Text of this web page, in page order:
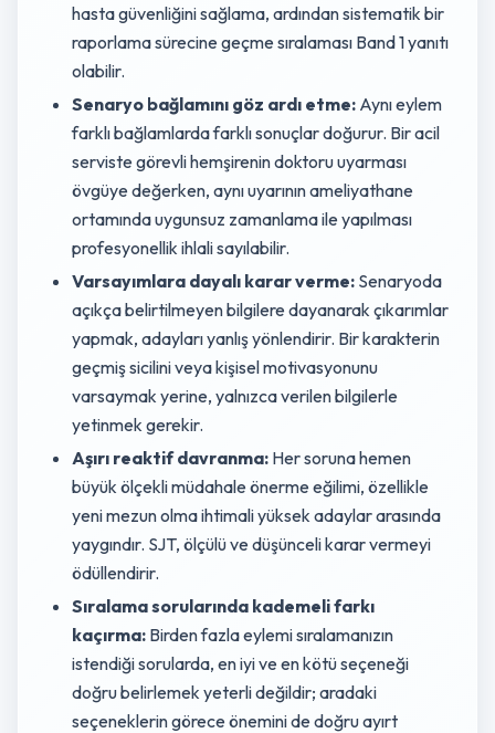
hasta güvenliğini sağlama, ardından sistematik bir
raporlama sürecine geçme sıralaması Band 1 yanıtı
olabilir.
Senaryo bağlamını göz ardı etme: Aynı eylem
farklı bağlamlarda farklı sonuçlar doğurur. Bir acil
serviste görevli hemşirenin doktoru uyarması
övgüye değerken, aynı uyarının ameliyathane
ortamında uygunsuz zamanlama ile yapılması
profesyonellik ihlali sayılabilir.
Varsayımlara dayalı karar verme: Senaryoda
açıkça belirtilmeyen bilgilere dayanarak çıkarımlar
yapmak, adayları yanlış yönlendirir. Bir karakterin
geçmiş sicilini veya kişisel motivasyonunu
varsaymak yerine, yalnızca verilen bilgilerle
yetinmek gerekir.
Aşırı reaktif davranma: Her soruna hemen
büyük ölçekli müdahale önerme eğilimi, özellikle
yeni mezun olma ihtimali yüksek adaylar arasında
yaygındır. SJT, ölçülü ve düşünceli karar vermeyi
ödüllendirir.
Sıralama sorularında kademeli farkı
kaçırma: Birden fazla eylemi sıralamanızın
istendiği sorularda, en iyi ve en kötü seçeneği
doğru belirlemek yeterli değildir; aradaki
seçeneklerin görece önemini de doğru ayırt